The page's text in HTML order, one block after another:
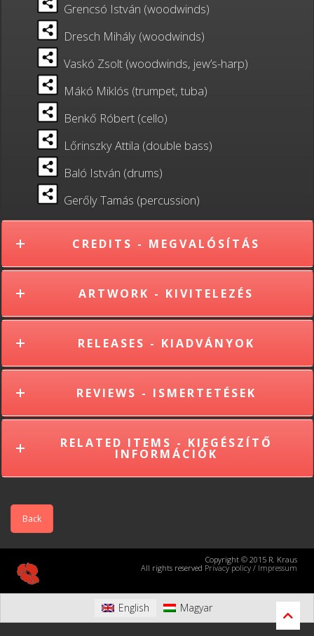
Grencsó István (woodwinds)
Dresch Mihály (woodwinds)
Vaskó Zsolt (woodwinds, jew’s-harp)
Mákó Miklós (trumpet, tuba)
Benkő Róbert (cello)
Lőrinszky Attila (double bass)
Baló István (drums)
Gerőly Tamás (percussion)
CREDITS - MEGVALÓSÍTÁS
ARTWORK - KIVITELEZÉS
RELEASES - KIADVÁNYOK
REVIEWS - ISMERTETÉSEK
RELATED ITEMS - KIEGÉSZÍTŐ
INFORMÁCIÓK
Back
Copyright © 2015 R. Kraus
All rights reserved Privacy policy / Impressum
English Magyar